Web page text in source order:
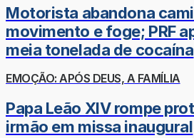
Motorista abandona
movimento e foge; PRF
meia tonelada de cocaína
EMOÇÃO: APÓS DEUS, A FAMÍLIA
Papa Leão XIV rompe
irmão em missa inaugural